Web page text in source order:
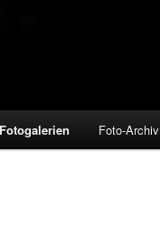
Fotogalerien Foto-Archiv